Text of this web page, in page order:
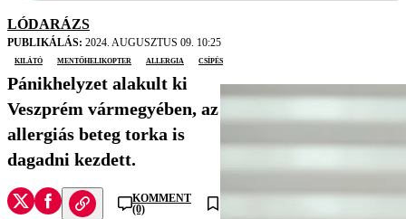
LÓDARÁZS
PUBLIKÁLÁS: 2024. AUGUSZTUS 09. 10:25
kilátó
mentőhelikopter allergia csípés
Pánikhelyzet alakult ki
Veszprém vármegyében, az
allergiás beteg torka is
dagadni kezdett.
KOMMENT
(0)